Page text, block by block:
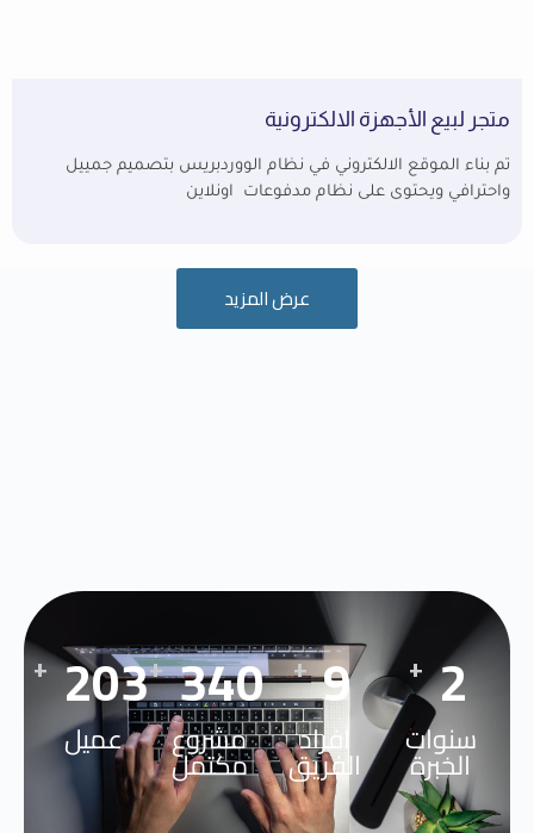
متجر لبيع الأجهزة الالكترونية
تم بناء الموقع الالكتروني في نظام الووردبريس بتصميم جمييل
واحترافي ويحتوى على نظام مدفوعات اونلاين
عرض المزيد
3
+
سنوات
الخبرة
13
+
افراد
الفريق
484
+
مشروع
مكتمل
290
+
عميل